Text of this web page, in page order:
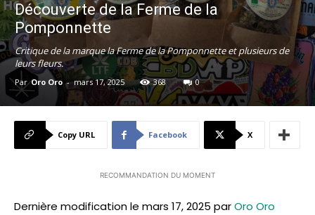
Découverte de la Ferme de la
Pomponnette
Critique de la marque la Ferme de la Pomponnette et plusieurs de
leurs fleurs.
Par Oro Oro - mars 17, 2025 368 0
Copy URL Facebook X
RECOMMANDATION DU MOMENT
Dernière modification le mars 17, 2025 parOro Oro